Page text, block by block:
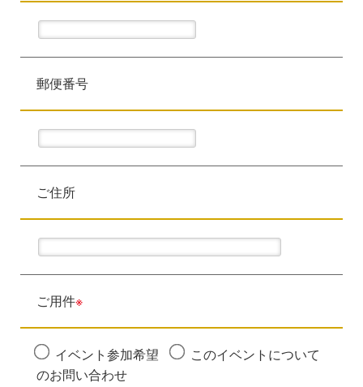
郵便番号
ご住所
ご用件※
イベント参加希望
このイベントについて
のお問い合わせ